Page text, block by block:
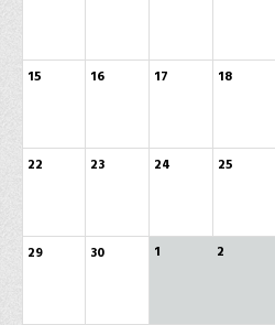
15 16 17 18
22 23 24 25
29 30 1 2